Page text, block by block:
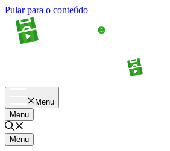
Pular para o conteúdo
Menu
Menu
Menu